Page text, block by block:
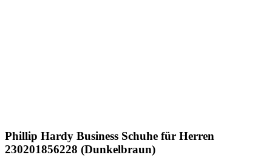
Phillip Hardy Business Schuhe für Herren
230201856228 (Dunkelbraun)